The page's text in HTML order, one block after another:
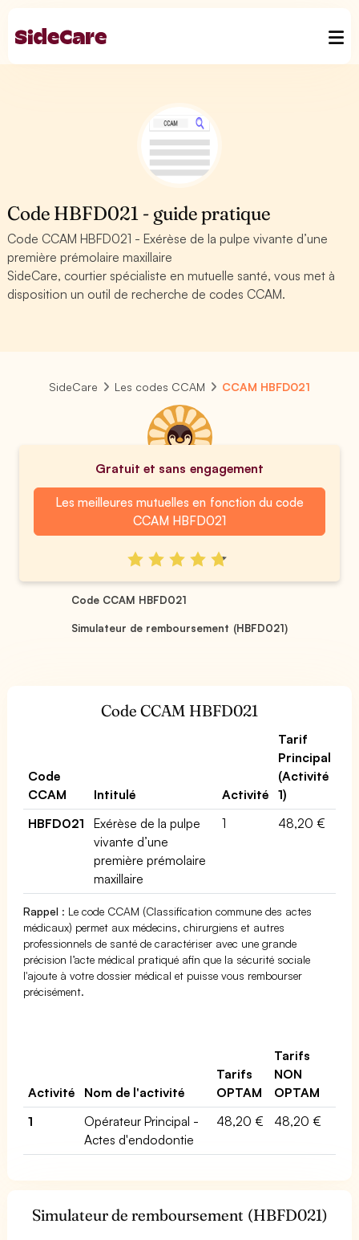
Code HBFD021 - guide pratique
Code CCAM HBFD021 - Exérèse de la pulpe vivante d’une
première prémolaire maxillaire
SideCare, courtier spécialiste en mutuelle santé, vous met à
disposition un outil de recherche de codes CCAM.
SideCare Les codes CCAM CCAM HBFD021
Gratuit et sans engagement
Les meilleures mutuelles en fonction du code
CCAM HBFD021
Code CCAM HBFD021
Simulateur de remboursement (HBFD021)
Code CCAM HBFD021
Code
CCAM
Intitulé Activité
Tarif
Principal
(Activité
1)
HBFD021
Exérèse de la pulpe
vivante d’une
première prémolaire
maxillaire
1 48,20 €
Rappel : Le code CCAM (Classification commune des actes
médicaux) permet aux médecins, chirurgiens et autres
professionnels de santé de caractériser avec une grande
précision l’acte médical pratiqué afin que la sécurité sociale
l'ajoute à votre dossier médical et puisse vous rembourser
précisément.
Activité Nom de l'activité
Tarifs
OPTAM
Tarifs
NON
OPTAM
1
Opérateur Principal -
Actes d'endodontie
48,20 € 48,20 €
Simulateur de remboursement (HBFD021)